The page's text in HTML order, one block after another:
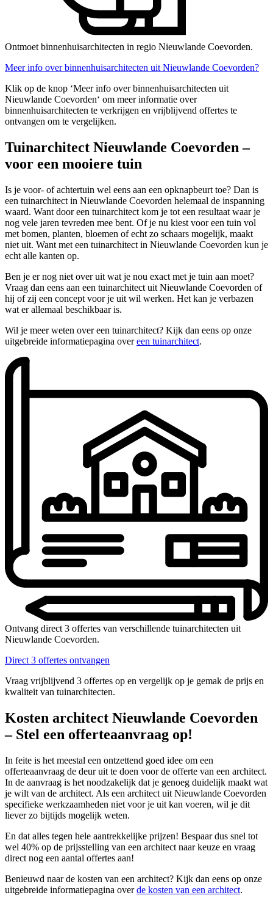
Ontmoet binnenhuisarchitecten in regio Nieuwlande Coevorden.
Meer info over binnenhuisarchitecten uit Nieuwlande Coevorden?
Klik op de knop ‘Meer info over binnenhuisarchitecten uit
Nieuwlande Coevorden‘ om meer informatie over
binnenhuisarchitecten te verkrijgen en vrijblijvend offertes te
ontvangen om te vergelijken.
Tuinarchitect Nieuwlande Coevorden –
voor een mooiere tuin
Is je voor- of achtertuin wel eens aan een opknapbeurt toe? Dan is
een tuinarchitect in Nieuwlande Coevorden helemaal de inspanning
waard. Want door een tuinarchitect kom je tot een resultaat waar je
nog vele jaren tevreden mee bent. Of je nu kiest voor een tuin vol
met bomen, planten, bloemen of echt zo schaars mogelijk, maakt
niet uit. Want met een tuinarchitect in Nieuwlande Coevorden kun je
echt alle kanten op.
Ben je er nog niet over uit wat je nou exact met je tuin aan moet?
Vraag dan eens aan een tuinarchitect uit Nieuwlande Coevorden of
hij of zij een concept voor je uit wil werken. Het kan je verbazen
wat er allemaal beschikbaar is.
Wil je meer weten over een tuinarchitect? Kijk dan eens op onze
uitgebreide informatiepagina overeen tuinarchitect.
Ontvang direct 3 offertes van verschillende tuinarchitecten uit
Nieuwlande Coevorden.
Direct 3 offertes ontvangen
Vraag vrijblijvend 3 offertes op en vergelijk op je gemak de prijs en
kwaliteit van tuinarchitecten.
Kosten architect Nieuwlande Coevorden
– Stel een offerteaanvraag op!
In feite is het meestal een ontzettend goed idee om een
offerteaanvraag de deur uit te doen voor de offerte van een architect.
In de aanvraag is het noodzakelijk dat je genoeg duidelijk maakt wat
je wilt van de architect. Als een architect uit Nieuwlande Coevorden
specifieke werkzaamheden niet voor je uit kan voeren, wil je dit
liever zo bijtijds mogelijk weten.
En dat alles tegen hele aantrekkelijke prijzen! Bespaar dus snel tot
wel 40% op de prijsstelling van een architect naar keuze en vraag
direct nog een aantal offertes aan!
Benieuwd naar de kosten van een architect? Kijk dan eens op onze
uitgebreide informatiepagina overde kosten van een architect.